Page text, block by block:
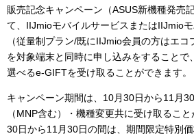
販売記念キャンペーン（ASUS新機種発売
て、IIJmioモバイルサービスまたはIIJmio
（従量制プラン/既にIIJmio会員の方はエ
を対象端末と同時に申し込みをすること
選べるe-GIFTを受け取ることができます。
キャンペーン期間は、10月30日から11月
（MNP含む）・機種変更共に受け取るこ
30日から11月30日の間は、期間限定特別